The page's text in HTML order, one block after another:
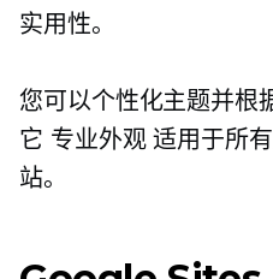
实用性。
您可以个性化主题并根
它 专业外观适用于所
站。